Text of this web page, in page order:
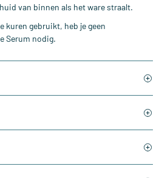
van binnen als het ware straalt.
kuren gebruikt, heb je geen
Serum nodig.